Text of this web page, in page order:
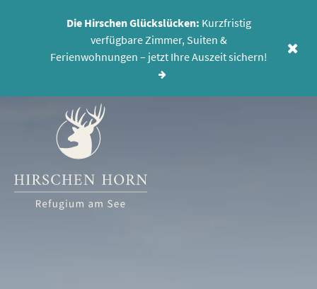
Die Hirschen Glückslücken: Kurzfristig
verfügbare Zimmer, Suiten &
Ferienwohnungen – jetzt Ihre Auszeit sichern!
MENÜ